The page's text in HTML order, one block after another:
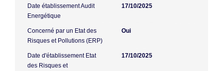
Date établissement Audit
Energétique
17/10/2025
Concerné par un Etat des
Risques et Pollutions (ERP)
Oui
Date d'établissement Etat
des Risques et
17/10/2025